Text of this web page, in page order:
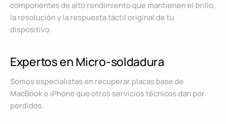
componentes de alto rendimiento que mantienen el brillo,
la resolución y la respuesta táctil original de tu
dispositivo.
Expertos en Micro-soldadura
Somos especialistas en recuperar placas base de
MacBook e iPhone que otros servicios técnicos dan por
perdidos.